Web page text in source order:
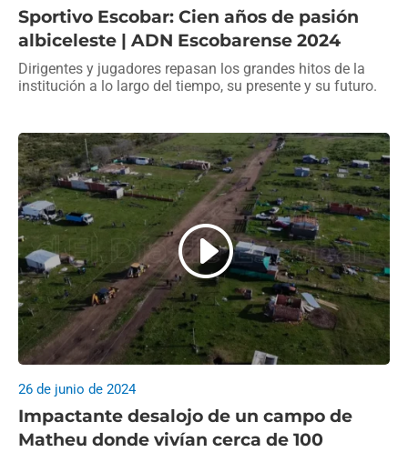
Sportivo Escobar: Cien años de pasión
albiceleste | ADN Escobarense 2024
Dirigentes y jugadores repasan los grandes hitos de la
institución a lo largo del tiempo, su presente y su futuro.
Impactante desalojo de un campo de
Matheu donde vivían cerca de 100
26 de junio de 2024